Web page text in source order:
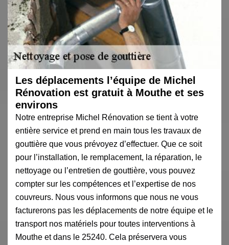
Les déplacements l’équipe de Michel
Rénovation est gratuit à Mouthe et ses
environs
Notre entreprise Michel Rénovation se tient à votre
entière service et prend en main tous les travaux de
gouttière que vous prévoyez d’effectuer. Que ce soit
pour l’installation, le remplacement, la réparation, le
nettoyage ou l’entretien de gouttière, vous pouvez
compter sur les compétences et l’expertise de nos
couvreurs. Nous vous informons que nous ne vous
facturerons pas les déplacements de notre équipe et le
transport nos matériels pour toutes interventions à
Mouthe et dans le 25240. Cela préservera vous